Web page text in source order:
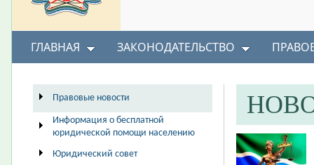
ГЛАВНАЯ ЗАКОНОДАТЕЛЬСТВО
Правовые новости
Информация о бесплатной
юридической помощи населению
Юридический совет